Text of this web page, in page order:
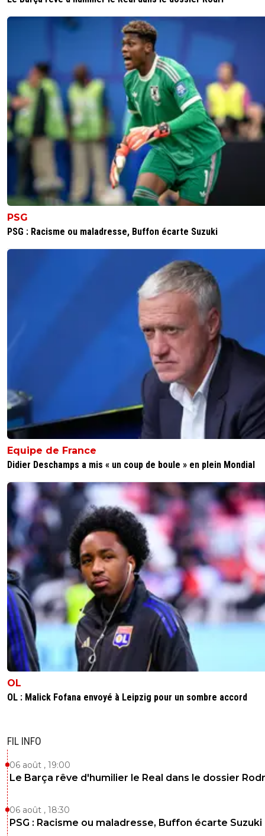
PSG
PSG : Racisme ou maladresse, Buffon écarte Suzuki
Equipe de France
Didier Deschamps a mis « un coup de boule » en plein Mondial
OL
OL : Malick Fofana envoyé à Leipzig pour un sombre accord
FIL INFO
06 août , 19:00
Le Barça rêve d'humilier le Real dans le dossier
06 août , 18:30
PSG : Racisme ou maladresse, Buffon écarte Suzuki